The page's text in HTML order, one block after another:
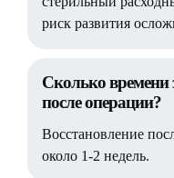
риск развития
Сколько времени
после операции?
Восстановление
около 1-2 недель.